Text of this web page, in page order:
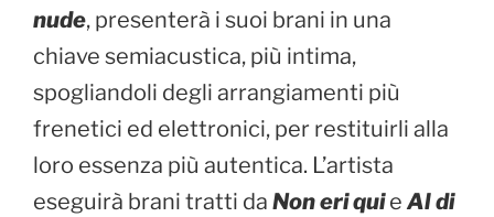
nude, presenterà i suoi brani in una
chiave semiacustica, più intima,
spogliandoli degli arrangiamenti più
frenetici ed elettronici, per restituirli alla
loro essenza più autentica. L’artista
eseguirà brani tratti da Non eri quie Al di